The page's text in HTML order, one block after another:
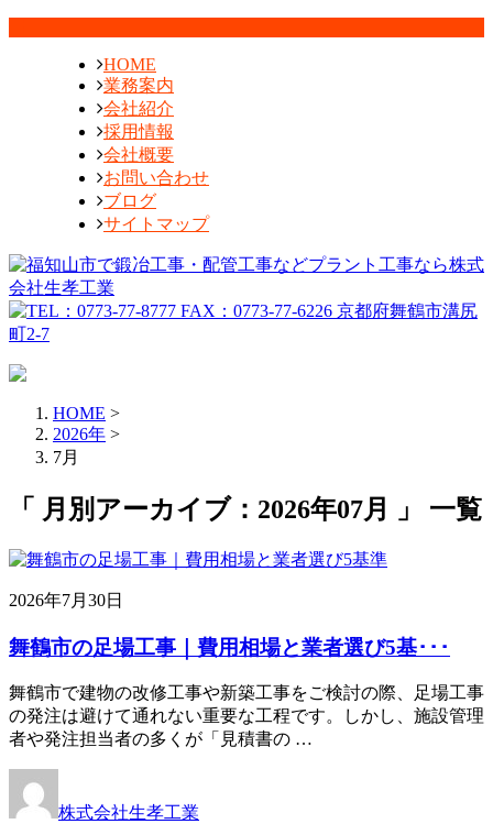
HOME
業務案内
会社紹介
採用情報
会社概要
お問い合わせ
ブログ
サイトマップ
HOME >
2026年 >
7月
「 月別アーカイブ：2026年07月 」 一覧
2026年7月30日
舞鶴市の足場工事｜費用相場と業者選び5基･･･
舞鶴市で建物の改修工事や新築工事をご検討の際、足場工事
の発注は避けて通れない重要な工程です。しかし、施設管理
者や発注担当者の多くが「見積書の …
株式会社生孝工業